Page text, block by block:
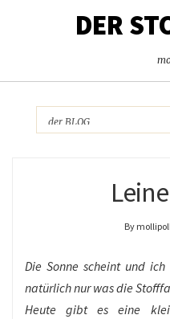
DER
By
Die Sonne scheint und
natürlich nur was die
Heute gibt es eine